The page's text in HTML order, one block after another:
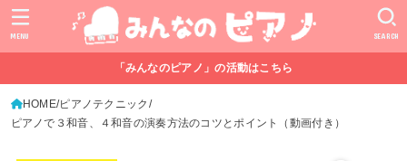
SEARCH
MENU
「みんなのピアノ」の活動はこちら
HOME ピアノテクニック
ピアノで３和音、４和音の演奏方法のコツとポイント（動画付き）